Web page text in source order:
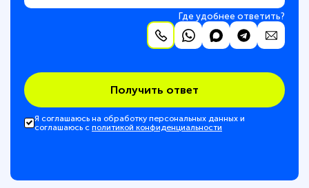
Где удобнее ответить?
Получить ответ
Я соглашаюсь на обработку персональных данных и
соглашаюсь с политикой конфиденциальности